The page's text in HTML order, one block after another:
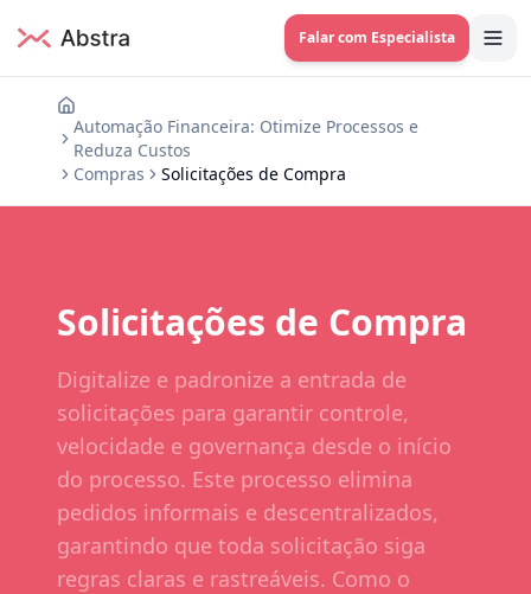
Falar com Especialista
Automação Financeira: Otimize Processos e
Reduza Custos
Compras
Solicitações de Compra
Solicitações de Compra
Digitalize e padronize a entrada de
solicitações para garantir controle,
velocidade e governança desde o início
do processo. Este processo elimina
pedidos informais e descentralizados,
garantindo que toda solicitação siga
regras claras e rastreáveis. Como o